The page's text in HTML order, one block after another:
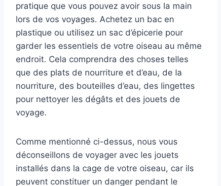
pratique que vous pouvez avoir sous la main
lors de vos voyages. Achetez un bac en
plastique ou utilisez un sac d’épicerie pour
garder les essentiels de votre oiseau au même
endroit. Cela comprendra des choses telles
que des plats de nourriture et d’eau, de la
nourriture, des bouteilles d’eau, des lingettes
pour nettoyer les dégâts et des jouets de
voyage.
Comme mentionné ci-dessus, nous vous
déconseillons de voyager avec les jouets
installés dans la cage de votre oiseau, car ils
peuvent constituer un danger pendant le